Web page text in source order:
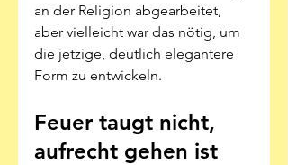
an der Religion abgearbeitet,
aber vielleicht war das nötig, um
die jetzige, deutlich elegantere
Form zu entwickeln.
Feuer taugt nicht,
aufrecht gehen ist